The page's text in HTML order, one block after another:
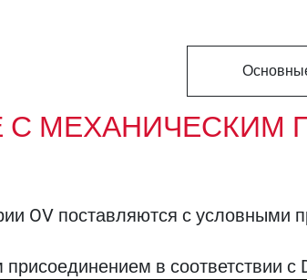
МЕХАНИЧЕСКИМ
OV поставляются с условными
в соответствии с